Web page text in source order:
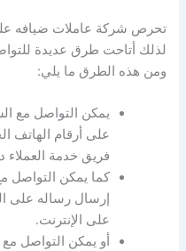
تحرص شركة عاملات ضيافه
لذلك أتاحت طرق عديدة
ومن هذه الطرق ما يلي:
يمكن التواصل مع
على أرقام الهاتف
فريق خدمة العملاء
كما يمكن التواصل
إرسال رساله على
على الإنترنت.
أو يمكن التواصل